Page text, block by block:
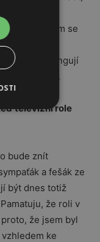
nabídnul
ale zatím se
nabídky
mi skvěle fungují
role.
televizní role
bude znít
a fešák ze
být dnes totiž
že roli v
že jsem byl
ke